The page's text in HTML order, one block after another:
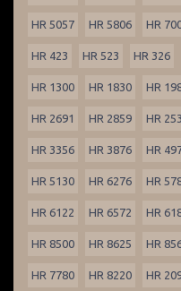
HR 5057 HR 5806 HR
HR 423 HR 523 HR 326
HR 1300 HR 1830 HR
HR 2691 HR 2859 HR
HR 3356 HR 3876 HR
HR 5130 HR 6276 HR
HR 6122 HR 6572 HR
HR 8500 HR 8625 HR
HR 7780 HR 8220 HR